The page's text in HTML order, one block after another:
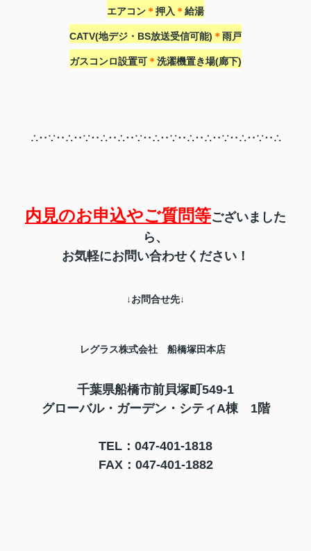
エアコン ＊ 押入 ＊ 給湯
CATV(地デジ・BS放送受信可能) ＊ 雨戸
ガスコンロ設置可 ＊ 洗濯機置き場(廊下)
∴‥∵‥∴‥∵‥∴‥∴‥∵‥∴‥∵‥∴‥∴‥∵‥∴‥∵‥∴
内見のお申込やご質問等ございました
ら、
お気軽にお問い合わせください！
↓お問合せ先↓
レグラス株式会社 船橋塚田本店
千葉県船橋市前貝塚町549-1
グローバル・ガーデン・シティA棟 1階
TEL：047-401-1818
FAX：047-401-1882